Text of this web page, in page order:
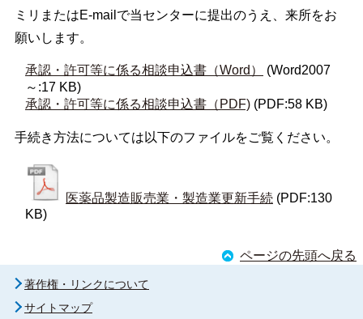
ミリまたはE-mailで当センターに提出のうえ、来所をお
願いします。
承認・許可等に係る相談申込書（Word）
(Word2007
～:17 KB)
承認・許可等に係る相談申込書（PDF) (PDF:58 KB)
手続き方法については以下のファイルをご覧ください。
医薬品製造販売業・製造業更新手続 (PDF:130
KB)
ページの先頭へ戻る
著作権・リンクについて
サイトマップ